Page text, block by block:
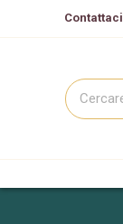
Contattaci